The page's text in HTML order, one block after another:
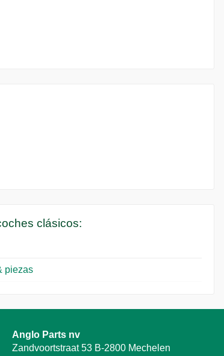
clásicos:
piezas
Anglo Parts nv
Zandvoortstraat 53 B-2800 Mechelen